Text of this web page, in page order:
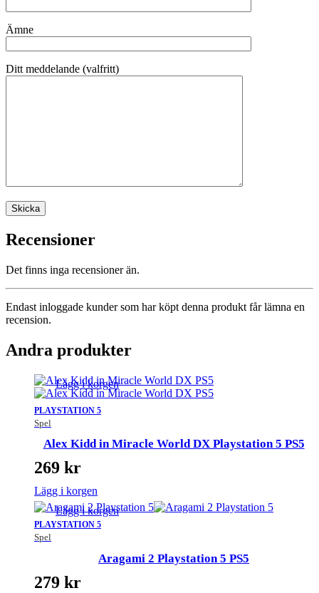
Ämne
Ditt meddelande (valfritt)
Recensioner
Det finns inga recensioner än.
Endast inloggade kunder som har köpt denna produkt får lämna en
recension.
Andra produkter
PLAYSTATION 5
Spel
Lägg i korgen
Alex Kidd in Miracle World DX Playstation 5 PS5
269 kr
Lägg i korgen
PLAYSTATION 5
Spel
Lägg i korgen
Aragami 2 Playstation 5 PS5
279 kr